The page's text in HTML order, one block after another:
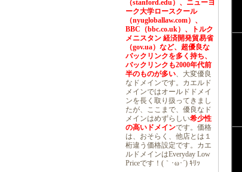
（stanford.edu）、ニューヨ
ーク大学ロースクール
（nyugloballaw.com）、
BBC（bbc.co.uk）、トルク
メニスタン 経済開発貿易省
（gov.ua）など、超優良な
バックリンクを多く持ち、
バックリンクも2000年代前
半のものが多い、大変優良
なドメインです。カエルド
メインではオールドドメイ
ンを長く取り扱ってきまし
たが、ここまで、優良なド
メインはめずらしい希少性
の高いドメインです。価格
は、おそらく、他店とは１
桁違う価格設定です。カエ
ルドメインはEveryday Low
Priceです！(｀･ω･´) ｷﾘｯ